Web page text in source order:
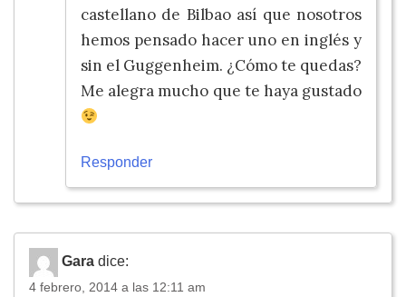
castellano de Bilbao así que nosotros
hemos pensado hacer uno en inglés y
sin el Guggenheim. ¿Cómo te quedas?
Me alegra mucho que te haya gustado
Responder
Gara dice:
4 febrero, 2014 a las 12:11 am